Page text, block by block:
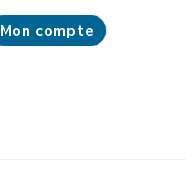
Mon compte